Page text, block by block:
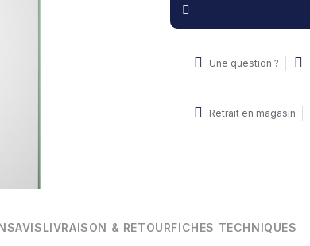
Une question ?
Retrait en magasin
AVISLIVRAISON & RETOURFICHES TECHNIQUES